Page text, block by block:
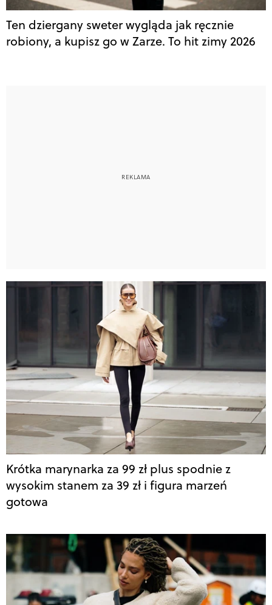
Ten dziergany sweter wygląda jak ręcznie
robiony, a kupisz go w Zarze. To hit zimy 2026
Krótka marynarka za 99 zł plus spodnie z
wysokim stanem za 39 zł i figura marzeń
gotowa